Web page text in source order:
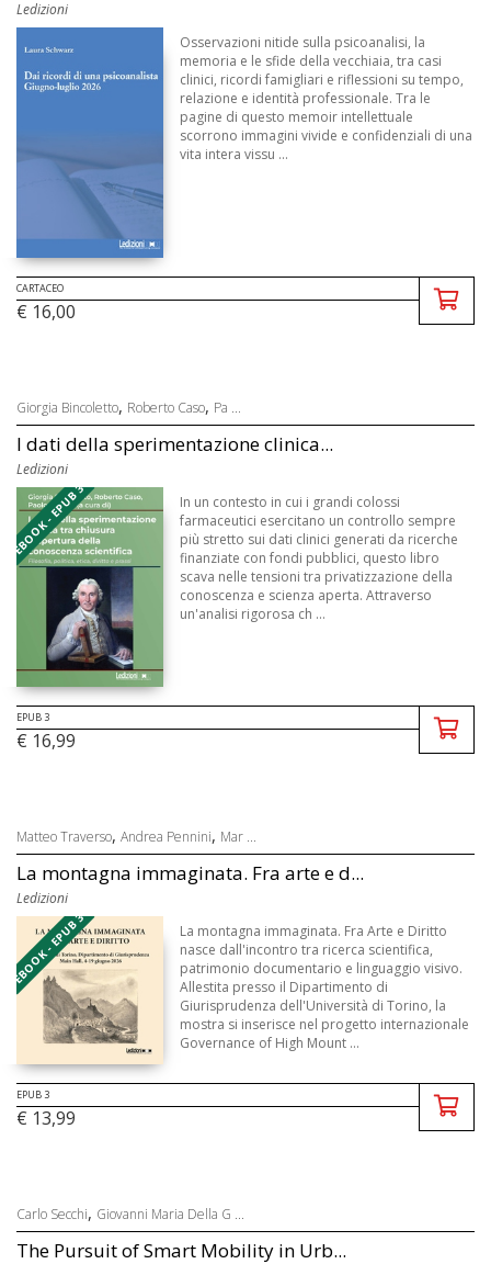
Ledizioni
Osservazioni nitide sulla psicoanalisi, la
memoria e le sfide della vecchiaia, tra casi
clinici, ricordi famigliari e riflessioni su tempo,
relazione e identità professionale. Tra le
pagine di questo memoir intellettuale
scorrono immagini vivide e confidenziali di una
vita intera vissu ...
CARTACEO
€ 16,00
Giorgia Bincoletto, Roberto Caso, Pa ...
I dati della sperimentazione clinica...
Ledizioni
EBOOK - EPUB 3
In un contesto in cui i grandi colossi
farmaceutici esercitano un controllo sempre
più stretto sui dati clinici generati da ricerche
finanziate con fondi pubblici, questo libro
scava nelle tensioni tra privatizzazione della
conoscenza e scienza aperta. Attraverso
un'analisi rigorosa ch ...
EPUB 3
€ 16,99
Matteo Traverso, Andrea Pennini, Mar ...
La montagna immaginata. Fra arte e d...
Ledizioni
EBOOK - EPUB 3
La montagna immaginata. Fra Arte e Diritto
nasce dall'incontro tra ricerca scientifica,
patrimonio documentario e linguaggio visivo.
Allestita presso il Dipartimento di
Giurisprudenza dell'Università di Torino, la
mostra si inserisce nel progetto internazionale
Governance of High Mount ...
EPUB 3
€ 13,99
Carlo Secchi, Giovanni Maria Della G ...
The Pursuit of Smart Mobility in Urb...